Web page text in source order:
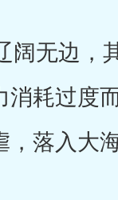
无边，
耗过度
落入大